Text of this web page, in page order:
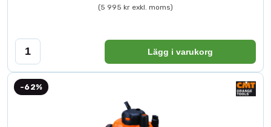
(5 995 kr exkl. moms)
Lägg i varukorg
-62%